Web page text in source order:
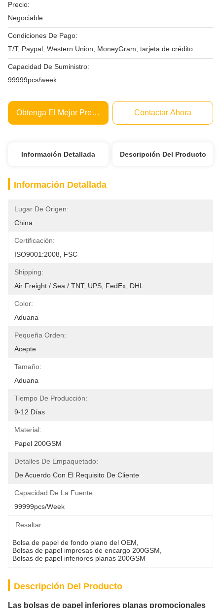
Precio:
Negociable
Condiciones De Pago:
T/T, Paypal, Western Union, MoneyGram, tarjeta de crédito
Capacidad De Suministro:
99999pcs/week
Obtenga El Mejor Precio Contactar Ahora
Información Detallada Descripción Del Producto
Información Detallada
Lugar De Origen:
China
Certificación:
ISO9001:2008, FSC
Shipping:
Air Freight / Sea / TNT, UPS, FedEx, DHL
Color:
Aduana
Pequeña Orden:
Acepte
Tamaño:
Aduana
Tiempo De Producción:
9-12 Días
Material:
Papel 200GSM
Detalles De Empaquetado:
De Acuerdo Con El Requisito De Cliente
Capacidad De La Fuente:
99999pcs/week
Resaltar:
Bolsa de papel de fondo plano del OEM
Bolsas de papel impresas de encargo 200GSM
Bolsas de papel inferiores planas 200GSM
Descripción Del Producto
Las bolsas de papel inferiores planas promocionales